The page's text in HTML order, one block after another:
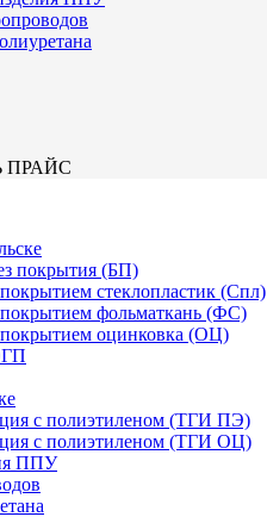
ПРАЙС
покрытия (БП)
стеклопластик (Спл)
фольматкань (ФС)
оцинковка (ОЦ)
с полиэтиленом (ТГИ ПЭ)
с полиэтиленом (ТГИ ОЦ)
ППУ